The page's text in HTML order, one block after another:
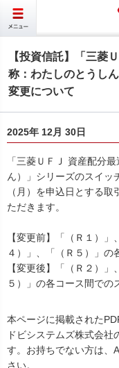
【投資信託】「三菱
称：わたしのとうし
変更について
2025年 12月 30日
「三菱ＵＦＪ 資産配分
ん）」シリーズのスイッ
（月）を申込日とする
ただきます。
【変更前】「（Ｒ１）
４）」、「（Ｒ５）」の
【変更後】「（Ｒ２）
５）」の各コース間での
本ページに掲載された
ドビシステムズ株式会
す。お持ちでない方は
さい。